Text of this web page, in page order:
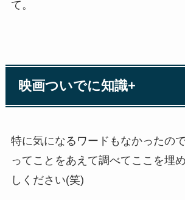
て。
映画ついでに知識+
特に気になるワードもなかったの
ってことをあえて調べてここを埋
しください(笑)